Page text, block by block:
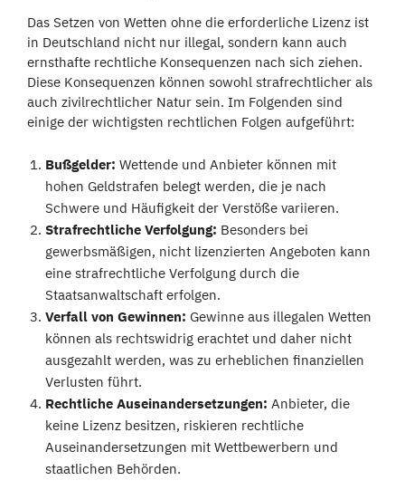
Das Setzen von Wetten ohne die erforderliche Lizenz ist
in Deutschland nicht nur illegal, sondern kann auch
ernsthafte rechtliche Konsequenzen nach sich ziehen.
Diese Konsequenzen können sowohl strafrechtlicher als
auch zivilrechtlicher Natur sein. Im Folgenden sind
einige der wichtigsten rechtlichen Folgen aufgeführt:
Bußgelder: Wettende und Anbieter können mit
hohen Geldstrafen belegt werden, die je nach
Schwere und Häufigkeit der Verstöße variieren.
Strafrechtliche Verfolgung: Besonders bei
gewerbsmäßigen, nicht lizenzierten Angeboten kann
eine strafrechtliche Verfolgung durch die
Staatsanwaltschaft erfolgen.
Verfall von Gewinnen: Gewinne aus illegalen Wetten
können als rechtswidrig erachtet und daher nicht
ausgezahlt werden, was zu erheblichen finanziellen
Verlusten führt.
Rechtliche Auseinandersetzungen: Anbieter, die
keine Lizenz besitzen, riskieren rechtliche
Auseinandersetzungen mit Wettbewerbern und
staatlichen Behörden.